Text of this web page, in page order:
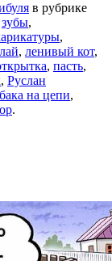
в рубрике
зубы,
,
лай, ленивый кот,
, пасть,
, Руслан
на цепи,
.